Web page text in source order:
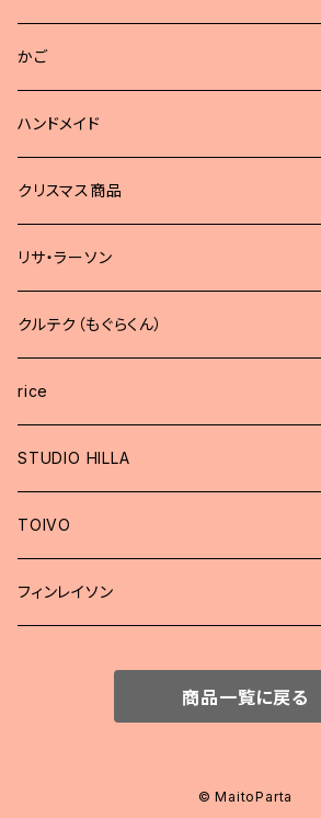
かご
ハンドメイド
どうぶつブローチ
クリスマス商品
リサ・ラーソン
クルテク（もぐらくん）
rice
STUDIO HILLA
TOIVO
フィンレイソン
商品一覧に戻る
© MaitoParta